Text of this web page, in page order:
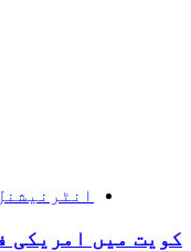
کویت میں امریکی